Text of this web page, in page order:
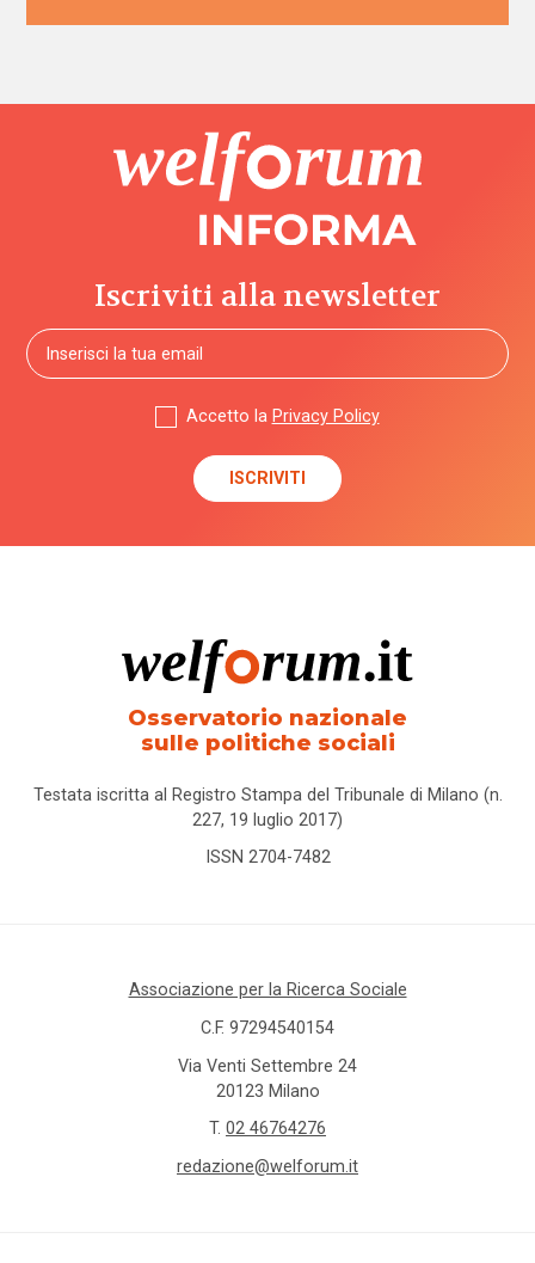
Iscriviti alla newsletter
Accetto la Privacy Policy
Osservatorio nazionale
sulle politiche sociali
Testata iscritta al Registro Stampa del Tribunale di Milano (n.
227, 19 luglio 2017)
ISSN 2704-7482
Associazione per la Ricerca Sociale
C.F. 97294540154
Via Venti Settembre 24
20123 Milano
T. 02 46764276
redazione@welforum.it